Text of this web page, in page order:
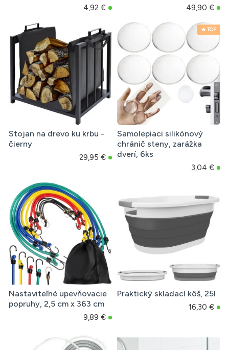
4,92 € 49,90 €
Stojan na drevo ku krbu -
čierny
29,95 €
🔥 TOP
Samolepiaci silikónový
chránič steny, zarážka
dverí, 6ks
3,04 €
Nastaviteľné upevňovacie
popruhy, 2,5 cm x 363 cm
9,89 €
Praktický skladací kôš, 25l
16,30 €